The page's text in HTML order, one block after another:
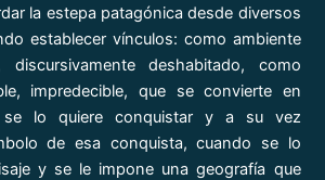
la estepa patagónica desde diversos
establecer vínculos: como ambiente
discursivamente deshabitado, como
impredecible, que se convierte en
se lo quiere conquistar y a su vez
de esa conquista, cuando se lo
y se le impone una geografía que